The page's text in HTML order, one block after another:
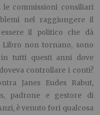
commissioni consiliari
nel raggiungere il
il politico che dà
Libro non tornano, sono
tutti questi anni dove
controllare i conti?
Janes Eudes Rabut,
padrone e gestore di
è venuto fori qualcosa